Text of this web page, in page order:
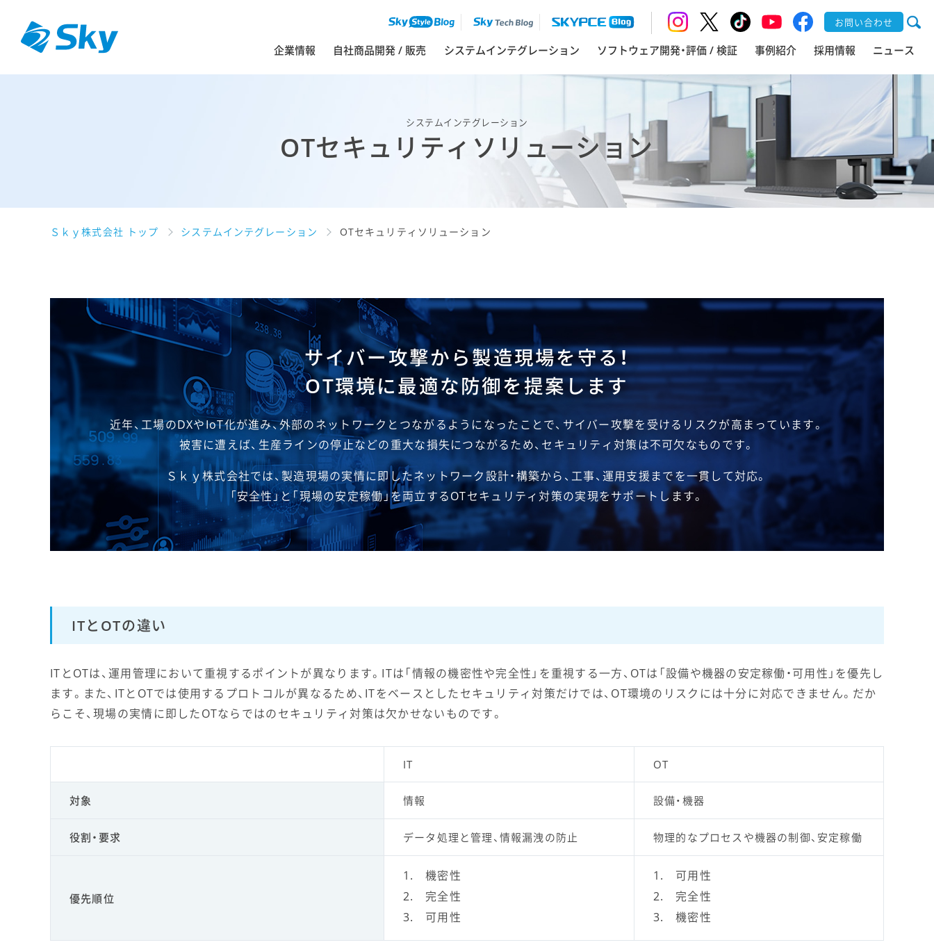
お問い合わせ
企業情報 自社商品開発 / 販売 システムインテグレーション ソフトウェア開発・評価 / 検証 事例紹介 採用情報 ニュース
システムインテグレーション
OTセキュリティソリューション
Ｓｋｙ株式会社 トップ システムインテグレーション OTセキュリティソリューション
サイバー攻撃から製造現場を守る！
OT環境に最適な防御を提案します
近年、工場のDXやIoT化が進み、外部のネットワークとつながるようになったことで、サイバー攻撃を受けるリスクが高まっています。
被害に遭えば、生産ラインの停止などの重大な損失につながるため、セキュリティ対策は不可欠なものです。
Ｓｋｙ株式会社では、製造現場の実情に即したネットワーク設計・構築から、工事、運用支援までを一貫して対応。
「安全性」と「現場の安定稼働」を両立するOTセキュリティ対策の実現をサポートします。
ITとOTの違い
ITとOTは、運用管理において重視するポイントが異なります。ITは「情報の機密性や完全性」を重視する一方、OTは「設備や機器の安定稼働・可用性」を優先し
ます。また、ITとOTでは使用するプロトコルが異なるため、ITをベースとしたセキュリティ対策だけでは、OT環境のリスクには十分に対応できません。だか
らこそ、現場の実情に即したOTならではのセキュリティ対策は欠かせないものです。
IT OT
対象 情報 設備・機器
役割・要求 データ処理と管理、情報漏洩の防止 物理的なプロセスや機器の制御、安定稼働
優先順位
機密性
完全性
可用性
可用性
完全性
機密性